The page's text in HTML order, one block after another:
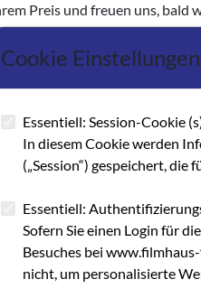
Preis und freuen uns, bald
Cookie Einstellungen
Essentiell: Session-Cookie
In diesem Cookie werden
(„Session“) gespeichert,
Essentiell:
Sofern Sie einen Login für
Besuches bei
nicht, um personalisierte